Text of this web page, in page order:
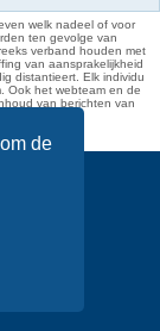
de
welk nadeel of voor
ten gevolge van
verband houden met
van aansprakelijkheid
distantieert. Elk individu
Ook het webteam en de
van berichten van